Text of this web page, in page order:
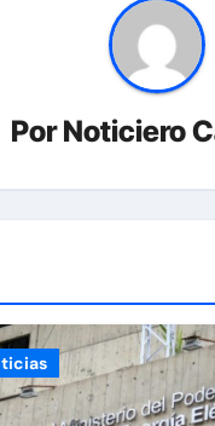
PorNoticiero